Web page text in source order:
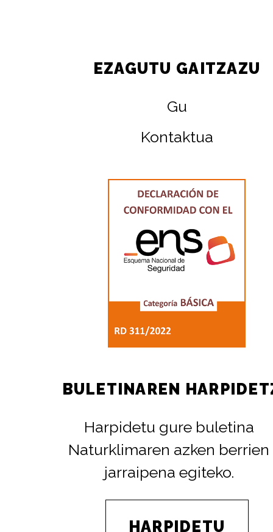
EZAGUTU GAITZAZU
Gu
Kontaktua
BULETINAREN
Harpidetu gure buletina
Naturklimaren azken berrien
jarraipena egiteko.
HARPIDETU